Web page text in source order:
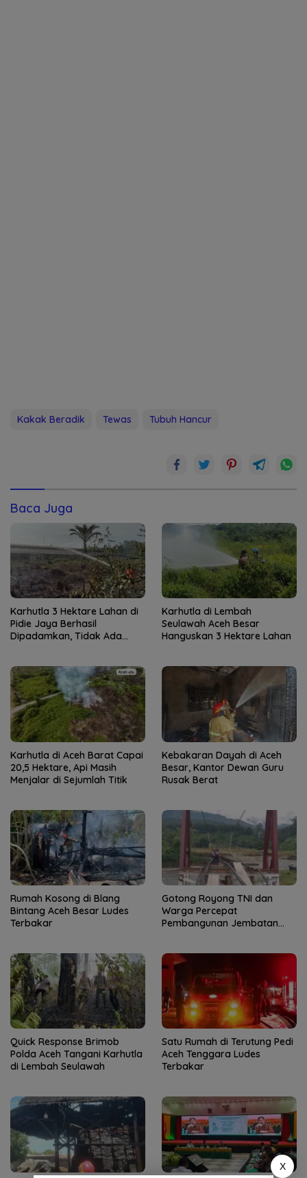
Kakak Beradik Tewas Tubuh Hancur
Baca Juga
Karhutla 3 Hektare Lahan di
Pidie Jaya Berhasil
Dipadamkan, Tidak Ada
Karhutla di Lembah
Seulawah Aceh Besar
Hanguskan 3 Hektare Lahan
Karhutla di Aceh Barat Capai
20,5 Hektare, Api Masih
Menjalar di Sejumlah Titik
Kebakaran Dayah di Aceh
Besar, Kantor Dewan Guru
Rusak Berat
Rumah Kosong di Blang
Bintang Aceh Besar Ludes
Terbakar
Gotong Royong TNI dan
Warga Percepat
Pembangunan Jembatan
Quick Response Brimob
Polda Aceh Tangani Karhutla
di Lembah Seulawah
Satu Rumah di Terutung Pedi
Aceh Tenggara Ludes
Terbakar
X